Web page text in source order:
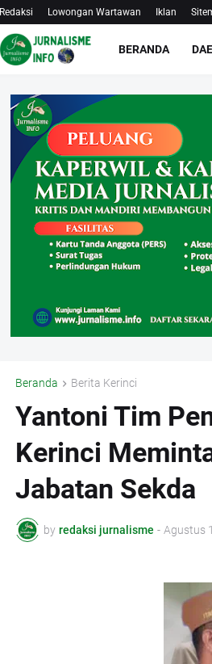
Redaksi Lowongan Wartawan Iklan
BERANDA
Beranda Berita Kerinci
Yantoni Tim
Kerinci
Jabatan Sekda
by redaksi jurnalisme - Agustus